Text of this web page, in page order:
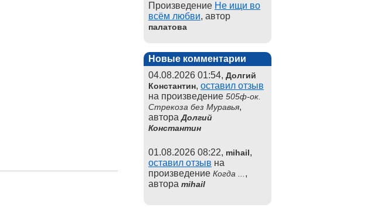
Произведение Не ищи во
всём любви, автор
палатова
Новые комментарии
04.08.2026 01:54, Долгий
Константин, оставил отзыв
на произведение 505ф-ок.
Стрекоза без Муравья,
автораДолгий
Константин
01.08.2026 08:22, mihail,
оставил отзыв на
произведение Когда ... ,
автора mihail